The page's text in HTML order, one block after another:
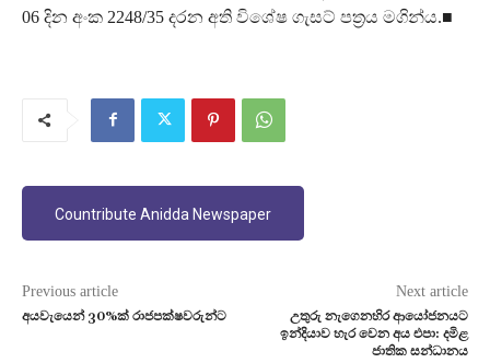
06 දින අංක 2248/35 දරන අති විශේෂ ගැසට් පත්‍රය මගින්ය.■
Countribute Anidda Newspaper
Previous article
අයවැයෙන් 30%ක් රාජපක්ෂවරුන්ට
Next article
උතුරු නැගෙනහිර ආයෝජනයට
ඉන්දියාව හැර වෙන අය එපා: දමිළ
ජාතික සන්ධානය